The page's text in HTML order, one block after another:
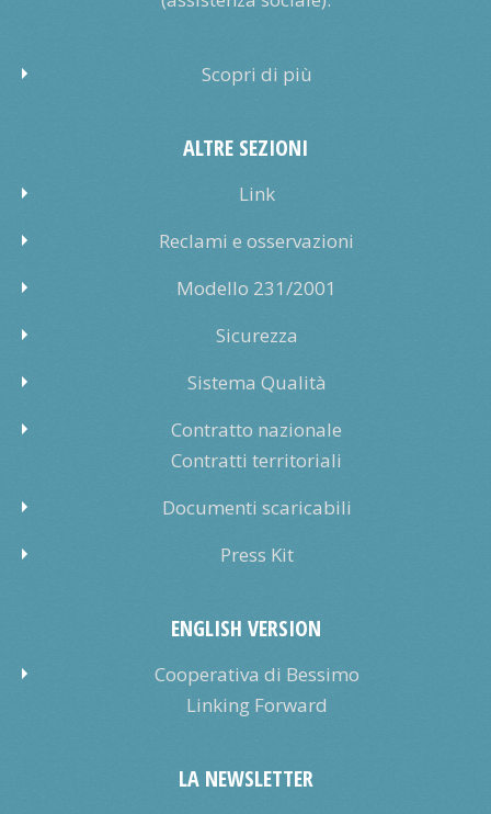
Scopri di più
ALTRE SEZIONI
Link
Reclami e osservazioni
Modello 231/2001
Sicurezza
Sistema Qualità
Contratto nazionale
Contratti territoriali
Documenti scaricabili
Press Kit
ENGLISH VERSION
Cooperativa di Bessimo
Linking Forward
LA NEWSLETTER